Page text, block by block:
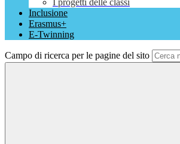
I progetti delle classi
Inclusione
Erasmus+
E-Twinning
Campo di ricerca per le pagine del sito